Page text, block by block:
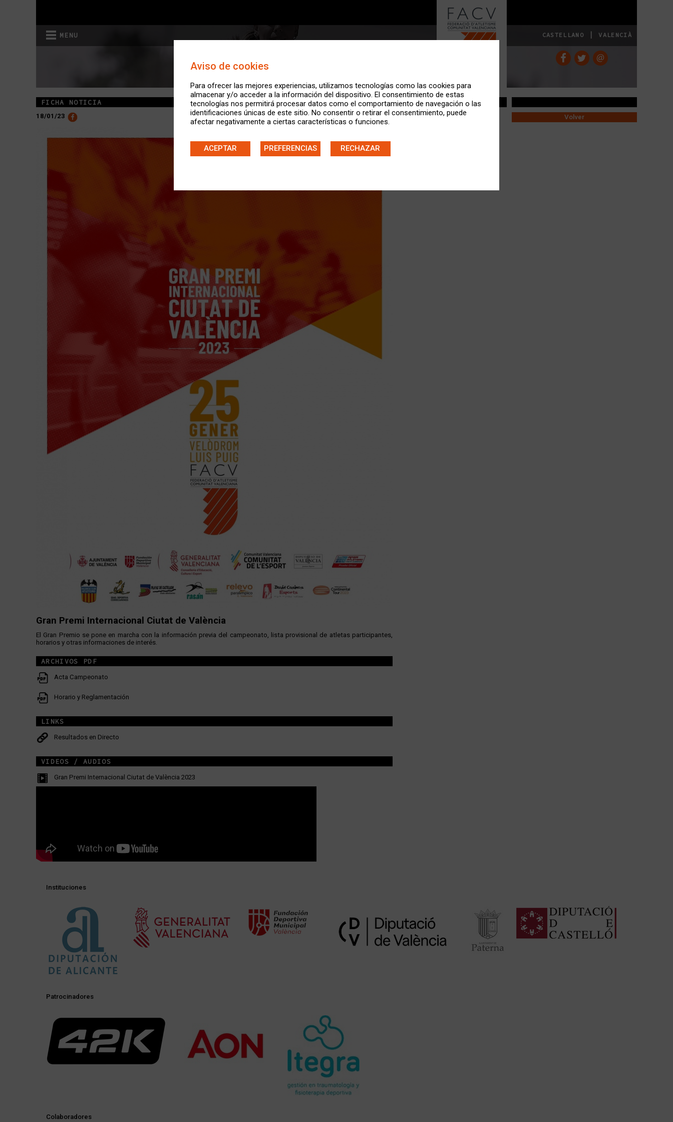
Aviso de cookies
Para ofrecer las mejores experiencias, utilizamos tecnologías como las cookies para
almacenar y/o acceder a la información del dispositivo. El consentimiento de estas
tecnologías nos permitirá procesar datos como el comportamiento de navegación o las
identificaciones únicas de este sitio. No consentir o retirar el consentimiento, puede
afectar negativamente a ciertas características o funciones.
ACEPTAR PREFERENCIAS RECHAZAR
MENU VALENCIÀ
|
CASTELLANO
FICHA NOTICIA
18/01/23
Gran Premi Internacional Ciutat de València
El Gran Premio se pone en marcha con la información previa del campeonato, lista provisional de atletas participantes,
horarios y otras informaciones de interés.
ARCHIVOS PDF
Acta Campeonato
Horario y Reglamentación
LINKS
Resultados en Directo
VIDEOS / AUDIOS
Gran Premi Internacional Ciutat de València 2023
Volver
Instituciones
Patrocinadores
Colaboradores